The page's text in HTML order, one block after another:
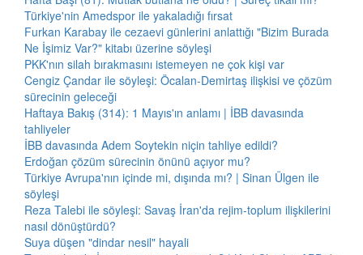
Türkiye'nin Amedspor ile yakaladığı fırsat
Furkan Karabay ile cezaevi günlerini anlattığı "Bizim Burada
Ne İşimiz Var?" kitabı üzerine söyleşi
PKK'nın silah bırakmasını istemeyen ne çok kişi var
Cengiz Çandar ile söyleşi: Öcalan-Demirtaş ilişkisi ve çözüm
sürecinin geleceği
Haftaya Bakış (314): 1 Mayıs'ın anlamı | İBB davasında
tahliyeler
İBB davasında Adem Soytekin niçin tahliye edildi?
Erdoğan çözüm sürecinin önünü açıyor mu?
Türkiye Avrupa'nın içinde mi, dışında mı? | Sinan Ülgen ile
söyleşi
Reza Talebi ile söyleşi: Savaş İran'da rejim-toplum ilişkilerini
nasıl dönüştürdü?
Suya düşen "dindar nesil" hayali